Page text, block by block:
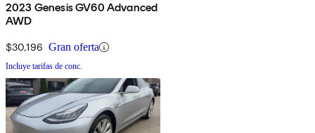
2023 Genesis GV60 Advanced
AWD
$30,196 Gran oferta
Incluye tarifas de conc.